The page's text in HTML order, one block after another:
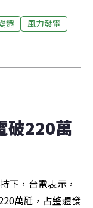
遷 風力發電
破220萬
下，台電表示，
萬瓩，占整體發